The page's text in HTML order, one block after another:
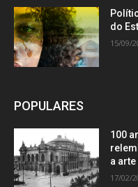
do
15/09/
POPULARES
100
a
17/02/